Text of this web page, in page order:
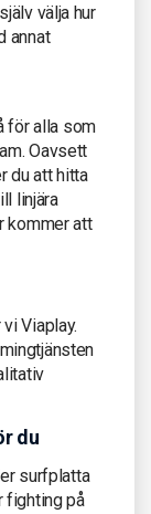
välja hur
annat
för alla som
Oavsett
du att hitta
linjära
kommer att
Viaplay.
du
surfplatta
fighting på